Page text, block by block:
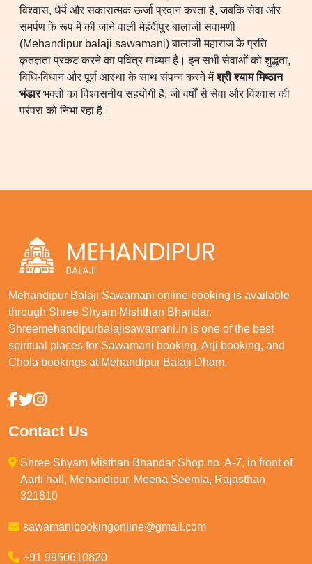
विश्वास, धैर्य और सकारात्मक ऊर्जा प्रदान करता है, जबकि सेवा और
समर्पण के रूप में की जाने वाली मेहंदीपुर बालाजी सवामणी
(Mehandipur balaji sawamani) बालाजी महाराज के प्रति
कृतज्ञता प्रकट करने का पवित्र माध्यम है। इन सभी सेवाओं को शुद्धता,
विधि-विधान और पूर्ण आस्था के साथ संपन्न करने मेंश्री श्याम मिष्ठान
भंडारभक्तों का विश्वसनीय सहयोगी है, जो वर्षों से सेवा और विश्वास की
परंपरा को निभा रहा है।
Mehandipur Balaji Sawamani online booking is available
through Shree Shyam Mishthan Bhandar.
Shreemehandipurbalajisawamani.in is one of the best
spiritual places for Sawamani booking, Arji booking, and
Chola bookings at Mehandipur Balaji Dham.
Contact Us
Shree Shyam Misthan Bhandar Shop no. A-7, in front of
Aarti hall, Mehandipur, Meena Seemla, Rajasthan
321610
sawamanibookingonline@gmail.com
+91 9950610820